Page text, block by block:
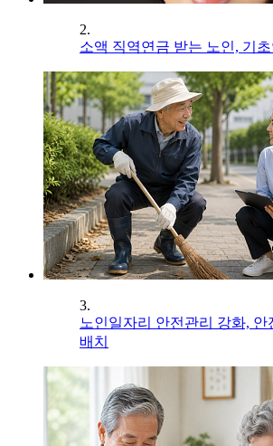
2.
소액 직역연금 받는 노인, 기
3.
노인일자리 안전관리 강화, 안
배치